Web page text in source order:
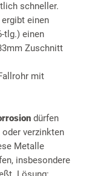
schneller.
einen
tlg.) einen
Zuschnitt
mit
dürfen
verzinkten
Metalle
insbesondere